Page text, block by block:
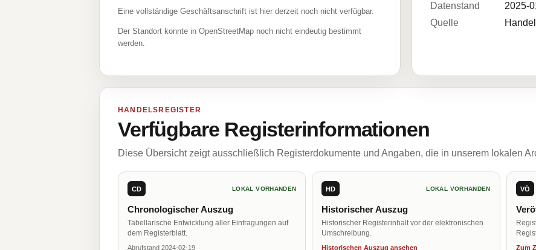
Eine vollständige Geschäftsanschrift ist hier derzeit noch nicht verfügbar.
Der Standort konnte in OpenStreetMap noch nicht eindeutig bestimmt
werden.
Datenstand
2025-
Quelle
HANDELSREGISTER
Verfügbare Registerinformationen
Diese Übersicht zeigt ausschließlich Registerdokumente und Angaben, die in unserem lokalen
CD LOKAL VORHANDEN
Chronologischer Auszug
Tabellarische Entwicklung aller Eintragungen auf
dem Registerblatt.
Abrufstand 2024-02-19
HD LOKAL VORHANDEN
Historischer Auszug
Historischer Registerinhalt vor der elektronischen
Umschreibung.
Historischen Auszug ansehen
VÖ
Zum